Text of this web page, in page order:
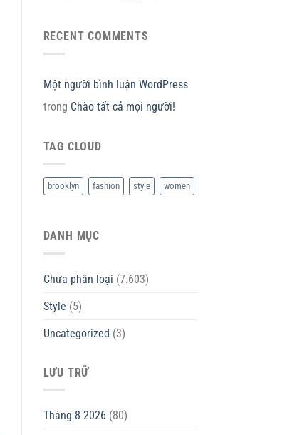
RECENT COMMENTS
Một người bình luận WordPress
trong Chào tất cả mọi người!
TAG CLOUD
brooklyn fashion style women
DANH MỤC
Chưa phân loại (7.603)
Style (5)
Uncategorized (3)
LƯU TRỮ
Tháng 8 2026 (80)